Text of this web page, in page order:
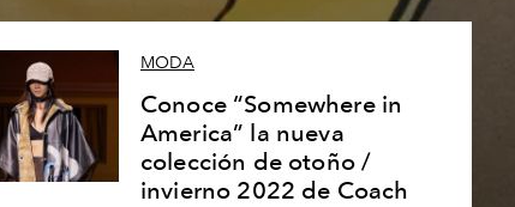
MODA
Conoce “Somewhere in
America” la nueva
colección de otoño /
invierno 2022 de Coach